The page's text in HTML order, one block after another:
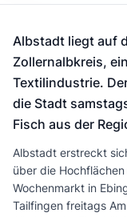
Albstadt liegt auf
Zollernalbkreis,
Textilindustrie.
die Stadt
Fisch aus der
Albstadt erstreckt
über die
Wochenmarkt in
Tailfingen freitags